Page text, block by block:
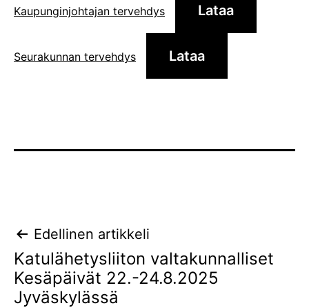
Kaupunginjohtajan tervehdys Lataa
Seurakunnan tervehdys Lataa
Artikkelien
selaus
Edellinen artikkeli
Katulähetysliiton valtakunnalliset
Kesäpäivät 22.-24.8.2025
Jyväskylässä